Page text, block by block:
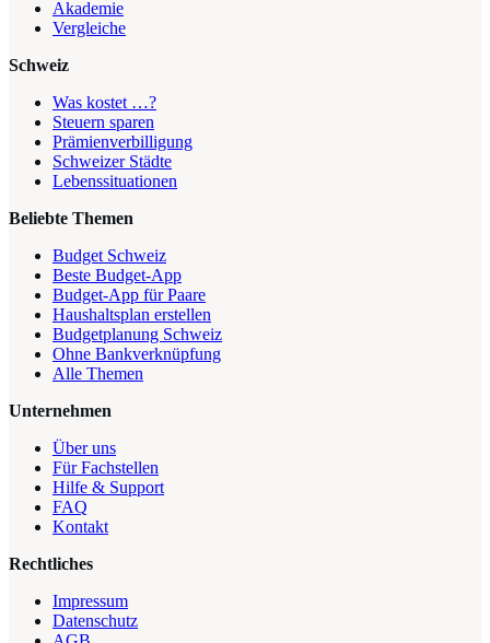
Akademie
Vergleiche
Schweiz
Was kostet …?
Steuern sparen
Prämienverbilligung
Schweizer Städte
Lebenssituationen
Beliebte Themen
Budget Schweiz
Beste Budget-App
Budget-App für Paare
Haushaltsplan erstellen
Budgetplanung Schweiz
Ohne Bankverknüpfung
Alle Themen
Unternehmen
Über uns
Für Fachstellen
Hilfe & Support
FAQ
Kontakt
Rechtliches
Impressum
Datenschutz